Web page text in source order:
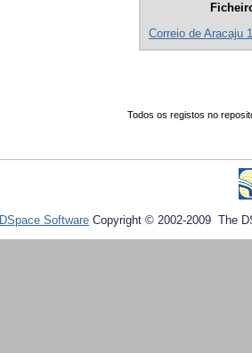
Correio de Aracaju
Todos os registos no
DSpace Software Copyright © 2002-2009 The